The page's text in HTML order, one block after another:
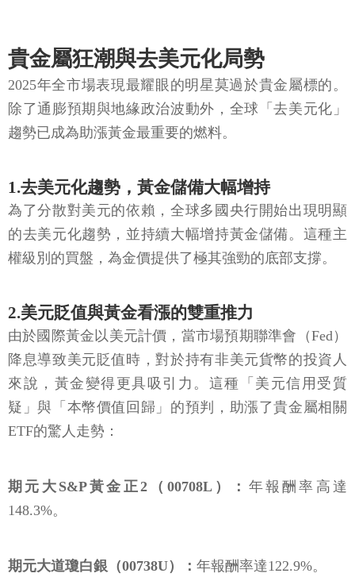
貴金屬狂潮與去美元化局勢
2025年全市場表現最耀眼的明星莫過於貴金屬標的。
除了通膨預期與地緣政治波動外，全球「去美元化」
趨勢已成為助漲黃金最重要的燃料。
1.去美元化趨勢，黃金儲備大幅增持
為了分散對美元的依賴，全球多國央行開始出現明顯
的去美元化趨勢，並持續大幅增持黃金儲備。這種主
權級別的買盤，為金價提供了極其強勁的底部支撐。
2.美元貶值與黃金看漲的雙重推力
由於國際黃金以美元計價，當市場預期聯準會（Fed）
降息導致美元貶值時，對於持有非美元貨幣的投資人
來說，黃金變得更具吸引力。這種「美元信用受質
疑」與「本幣價值回歸」的預判，助漲了貴金屬相關
ETF的驚人走勢：
期元大S&P黃金正2（00708L）： 年報酬率高達
148.3%。
期元大道瓊白銀（00738U）： 年報酬率達122.9%。